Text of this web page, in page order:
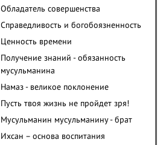
Обладатель совершенства
Справедливость и богобоязненность
Ценность времени
Получение знаний - обязанность
мусульманина
Намаз - великое поклонение
Пусть твоя жизнь не пройдет зря!
Мусульманин мусульманину - брат
Ихсан – основа воспитания